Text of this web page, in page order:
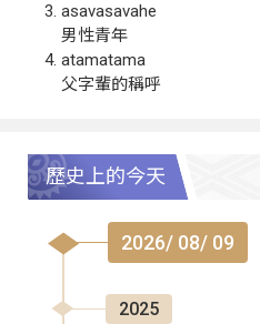
asavasavahe
男性青年
atamatama
父字輩的稱呼
歷史上的今天
2026/ 08/ 09
2025